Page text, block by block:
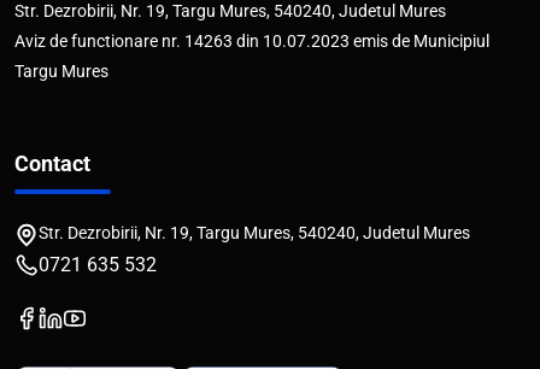
Str. Dezrobirii, Nr. 19, Targu Mures, 540240, Judetul Mures
Aviz de functionare nr. 14263 din 10.07.2023 emis de Municipiul
Targu Mures
Contact
Str. Dezrobirii, Nr. 19, Targu Mures, 540240, Judetul Mures
0721 635 532